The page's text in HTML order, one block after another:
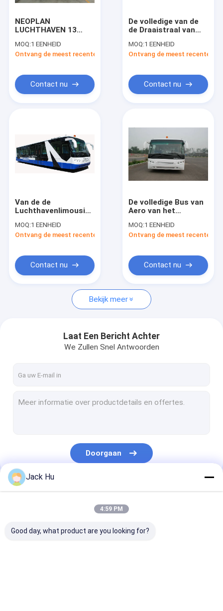
Ongeveer ons
Fabrieksreis
Nieuws
Verzoek om een Citaat
De Bus van de luchthavenschort
Gemotoriseerde Passagierstreden
Luchthaven Ambulift
Toiletservicewagen
De Bus van de luchthavenpassagier
NEOPLAN
LUCHTHAVEN 13
Bus 102 van de
Luchthavenlimousine
MOQ:1 EENHEID
Ontvang de meest recente Prijs
Contact nu
De volledige van de
de Draaistraal van
Aluminiumlichaam
Korte van de de
MOQ:1 EENHEID
Ontvang de meest recente
Contact nu
Van de de
Luchthavenlimousine
aluminiumlichaam
Bus
MOQ:1 EENHEID
Ontvang de meest recente Prijs
Contact nu
De volledige Bus van
Aero van het
14 Seater
Juiste/
MOQ:1 EENHEID
Ontvang de meest recente
Contact nu
Bekijk meer
Laat Een Bericht Achter
We Zullen Snel Antwoorden
Doorgaan
Onze Categorieën
Jack Hu
4:59 PM
Good day, what product are you looking for?